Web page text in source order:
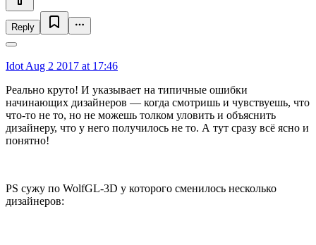
Reply
Idot Aug 2 2017 at 17:46
Реально круто! И указывает на типичные ошибки
начинающих дизайнеров — когда смотришь и чувствуешь, что
что-то не то, но не можешь толком уловить и объяснить
дизайнеру, что у него получилось не то. А тут сразу всё ясно и
понятно!
PS сужу по WolfGL-3D у которого сменилось несколько
дизайнеров: